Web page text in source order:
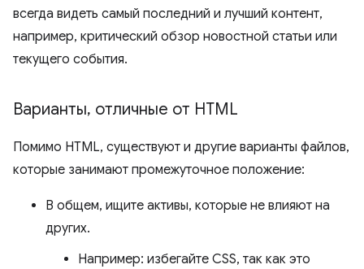
всегда видеть самый последний и лучший контент,
например, критический обзор новостной статьи или
текущего события.
Варианты, отличные от HTML
Помимо HTML, существуют и другие варианты файлов,
которые занимают промежуточное положение:
В общем, ищите активы, которые не влияют на
других.
Например: избегайте CSS, так как это